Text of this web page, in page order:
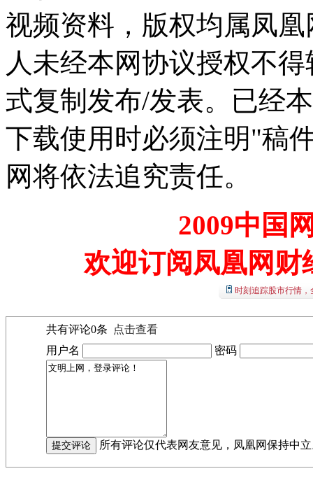
视频资料，版权均属凤
人未经本网协议授权不
式复制发布/发表。已经
下载使用时必须注明"稿
网将依法追究责任。
2009中国
欢迎订阅凤凰网财
时刻追踪股市行情
共有评论0条
点击查看
用户名
密码
所有评论仅代表网友意见，凤凰网保持中